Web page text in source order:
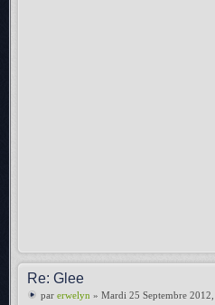
Re: Glee
par erwelyn » Mardi 25 Septembre